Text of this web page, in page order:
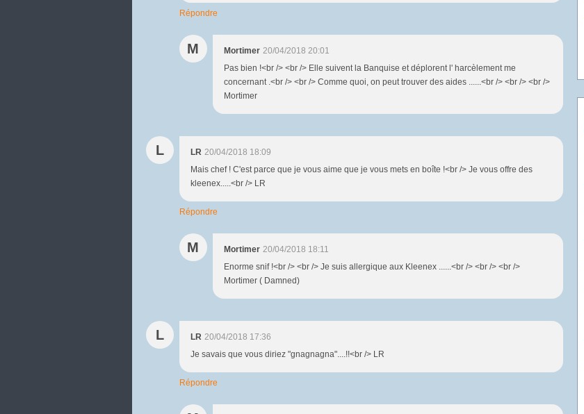
Répondre
M Mortimer 20/04/2018 20:01
Pas bien !<br /> <br /> Elle suivent la Banquise et déplorent l' harcèlement me
concernant .<br /> <br /> Comme quoi, on peut trouver des aides ......<br /> <br /> <br />
Mortimer
L LR 20/04/2018 18:09
Mais chef ! C'est parce que je vous aime que je vous mets en boîte !<br /> Je vous offre des
kleenex.....<br /> LR
Répondre
M Mortimer 20/04/2018 18:11
Enorme snif !<br /> <br /> Je suis allergique aux Kleenex ......<br /> <br /> <br />
Mortimer ( Damned)
L LR 20/04/2018 17:36
Je savais que vous diriez "gnagnagna"....!!<br /> LR
Répondre